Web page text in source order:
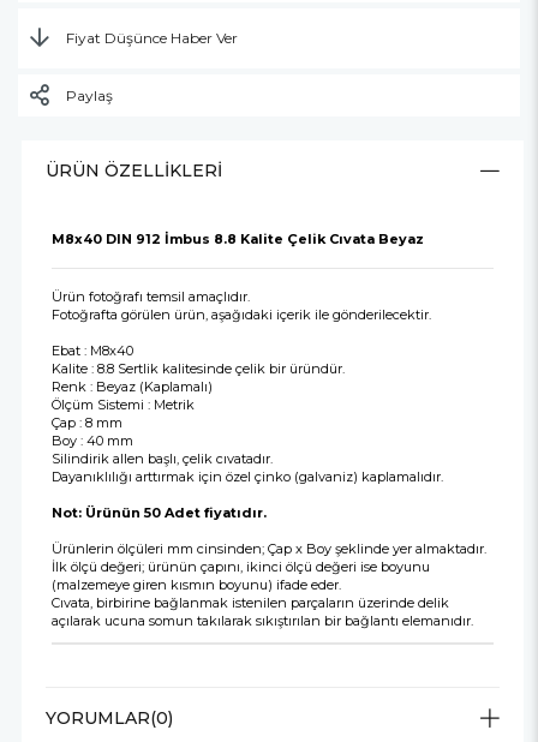
Fiyat Düşünce Haber Ver
Paylaş
ÜRÜN ÖZELLIKLERI
M8x40 DIN 912 İmbus 8.8 Kalite Çelik Cıvata Beyaz
Ürün fotoğrafı temsil amaçlıdır.
Fotoğrafta görülen ürün, aşağıdaki içerik ile gönderilecektir.
Ebat : M8x40
Kalite : 8.8 Sertlik kalitesinde çelik bir üründür.
Renk : Beyaz (Kaplamalı)
Ölçüm Sistemi : Metrik
Çap : 8 mm
Boy : 40 mm
Silindirik allen başlı, çelik cıvatadır.
Dayanıklılığı arttırmak için özel çinko (galvaniz) kaplamalıdır.
Not: Ürünün 50 Adet fiyatıdır.
Ürünlerin ölçüleri mm cinsinden; Çap x Boy şeklinde yer almaktadır.
İlk ölçü değeri; ürünün çapını, ikinci ölçü değeri ise boyunu
(malzemeye giren kısmın boyunu) ifade eder.
Cıvata, birbirine bağlanmak istenilen parçaların üzerinde delik
açılarak ucuna somun takılarak sıkıştırılan bir bağlantı elemanıdır.
YORUMLAR(0)